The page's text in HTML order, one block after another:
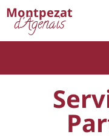
Montpezat
d'Agenais
Cookies management